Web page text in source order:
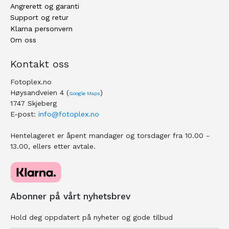
Angrerett og garanti
Support og retur
Klarna personvern
Om oss
Kontakt oss
Fotoplex.no
Høysandveien 4 (Google Maps)
1747 Skjeberg
E-post: info@fotoplex.no
Hentelageret er åpent mandager og torsdager fra 10.00 -
13.00, ellers etter avtale.
Abonner på vårt nyhetsbrev
Hold deg oppdatert på nyheter og gode tilbud